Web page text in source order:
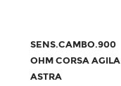
SENS.CAMBO.900
OHM CORSA AGILA
ASTRA